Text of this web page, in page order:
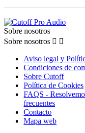
Sobre nosotros
Sobre nosotros  
Aviso legal y
Condiciones de
Sobre Cutoff
Política de Cookies
FAQS -
frecuentes
Contacto
Mapa web